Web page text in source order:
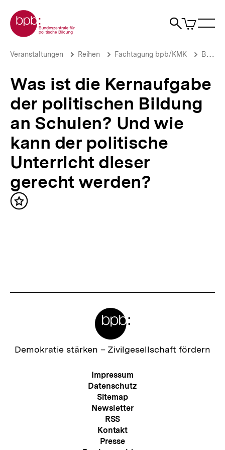
zum
Seiteninhalt
springen
Zur Startseite der bpb
Suche
Artikel
im
Was
Kernaufgabe
der
politischen
Bildung
Schulen?
Und
kann
politische
Unterricht
dieser
gerecht
Brotkrümelnavigation
Pfadnavigation
Veranstaltungen Reihen Fachtagung bpb/KMK Bildung für die Demokratie?!
Was ist die Kernaufgabe
der politischen Bildung
an Schulen? Und wie
kann der politische
Unterricht dieser
gerecht werden?
Inhalt
Zur
Demokratie stärken – Zivilgesellschaft fördern
Meta-
Navigation
Impressum
Datenschutz
Sitemap
Newsletter
RSS
Kontakt
Presse